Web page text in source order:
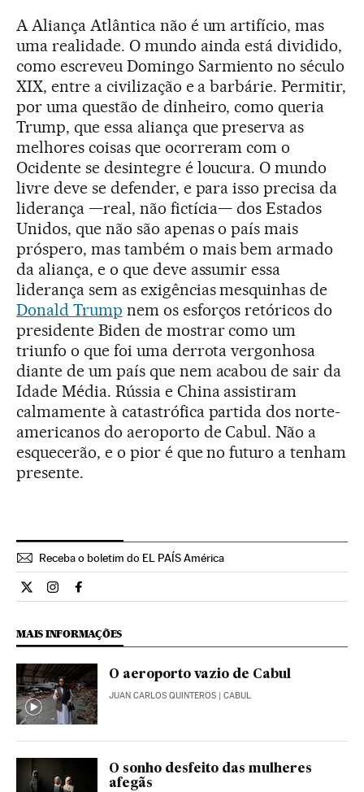
A Aliança Atlântica não é um artifício, mas
uma realidade. O mundo ainda está dividido,
como escreveu Domingo Sarmiento no século
XIX, entre a civilização e a barbárie. Permitir,
por uma questão de dinheiro, como queria
Trump, que essa aliança que preserva as
melhores coisas que ocorreram com o
Ocidente se desintegre é loucura. O mundo
livre deve se defender, e para isso precisa da
liderança —real, não fictícia— dos Estados
Unidos, que não são apenas o país mais
próspero, mas também o mais bem armado
da aliança, e o que deve assumir essa
liderança sem as exigências mesquinhas de
Donald Trump nem os esforços retóricos do
presidente Biden de mostrar como um
triunfo o que foi uma derrota vergonhosa
diante de um país que nem acabou de sair da
Idade Média. Rússia e China assistiram
calmamente à catastrófica partida dos norte-
americanos do aeroporto de Cabul. Não a
esquecerão, e o pior é que no futuro a tenham
presente.
Receba o boletim do EL PAÍS América
Opiniao El País Brasil en Twitter
Opiniao El País Brasil en Instagram
Opiniao El País Brasil en Facebook
MAIS INFORMAÇÕES
O aeroporto vazio de Cabul
JUAN CARLOS QUINTEROS | CABUL
O sonho desfeito das mulheres
afegãs